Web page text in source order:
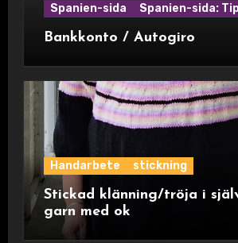
Spanien-sida Spanien-sida:
Bankkonto / Autogiro
Handarbete stickning
Stickad klänning/tröja i
garn med ok